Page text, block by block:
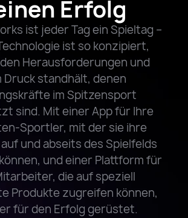
Erfolg
ist jeder Tag ein Spieltag –
ist so konzipiert,
Herausforderungen und
Druck standhält, denen
im Spitzensport
sind. Mit einer App für Ihre
Sportler, mit der sie ihre
und abseits des Spielfelds
und einer Plattform für
die auf speziell
Produkte zugreifen können,
für den Erfolg gerüstet.